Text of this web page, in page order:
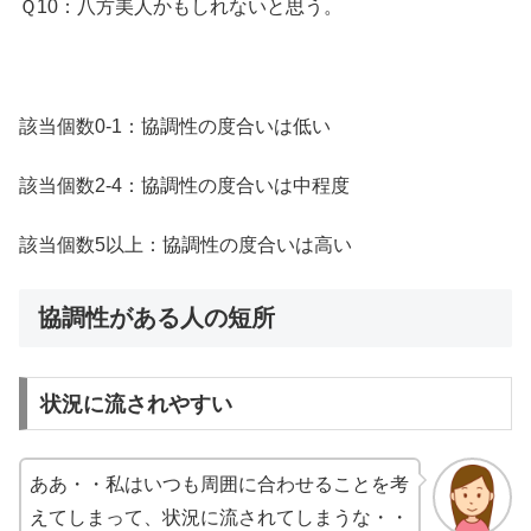
Ｑ10：八方美人かもしれないと思う。
該当個数0-1：協調性の度合いは低い
該当個数2-4：協調性の度合いは中程度
該当個数5以上：協調性の度合いは高い
協調性がある人の短所
状況に流されやすい
ああ・・私はいつも周囲に合わせることを考
えてしまって、状況に流されてしまうな・・